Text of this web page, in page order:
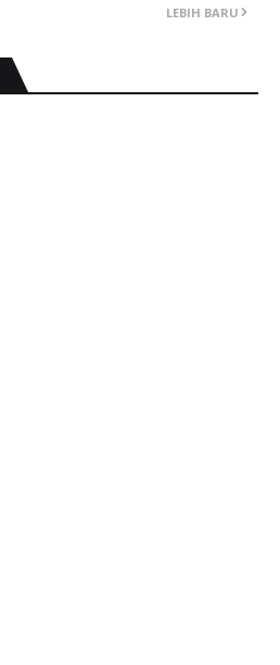
LEBIH BARU